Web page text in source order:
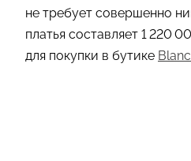
не требует совершенно
платья составляет 1 220
для покупки в бутике